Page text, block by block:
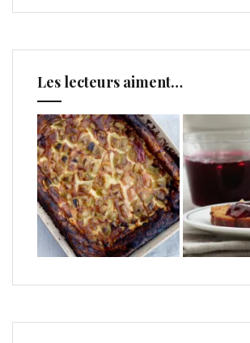
Les lecteurs aiment…